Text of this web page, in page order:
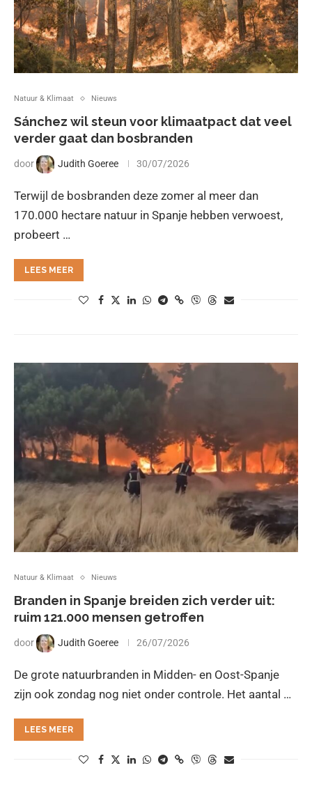
Natuur & Klimaat Nieuws
Sánchez wil steun voor klimaatpact dat veel
verder gaat dan bosbranden
door Judith Goeree 30/07/2026
Terwijl de bosbranden deze zomer al meer dan
170.000 hectare natuur in Spanje hebben verwoest,
probeert …
LEES MEER
Natuur & Klimaat Nieuws
Branden in Spanje breiden zich verder uit:
ruim 121.000 mensen getroffen
door Judith Goeree 26/07/2026
De grote natuurbranden in Midden- en Oost-Spanje
zijn ook zondag nog niet onder controle. Het aantal …
LEES MEER